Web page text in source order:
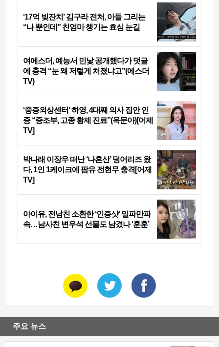
‘17억 빚잔치’ 김구라 전처, 아들 그리는
“나 뿐인데” 친엄마 챙기는 효심 눈길
여에스더, 예능서 민낯 공개했다가 댓글
에 충격 “눈 왜 저렇게 처졌냐고”(에스더
TV)
‘중증외상센터’ 하영, 4대째 의사 집안 인
증 “증조부, 고종 황제 진료”(옥문아)[어제
TV]
박나래 이장우 떠난 ‘나혼산’ 덩어리즈 왔
다, 1인 1케이크에 팜유 전현무 충격[어제
TV]
아이유, 전남친 소환한 ‘인증샷’ 일파만파
속…남사친 변우석 선물도 남겼나 ‘훈훈’
주요 뉴스